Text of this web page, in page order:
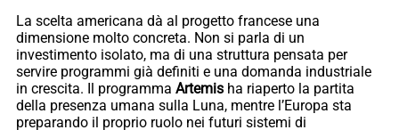
La scelta americana dà al progetto francese una
dimensione molto concreta. Non si parla di un
investimento isolato, ma di una struttura pensata per
servire programmi già definiti e una domanda industriale
in crescita. Il programma Artemis ha riaperto la partita
della presenza umana sulla Luna, mentre l’Europa sta
preparando il proprio ruolo nei futuri sistemi di